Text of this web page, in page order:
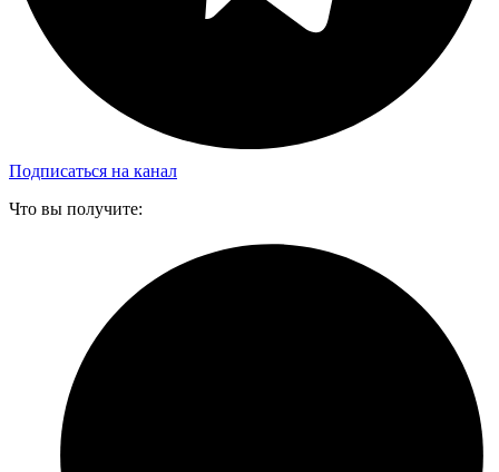
Подписаться на канал
Что вы получите: